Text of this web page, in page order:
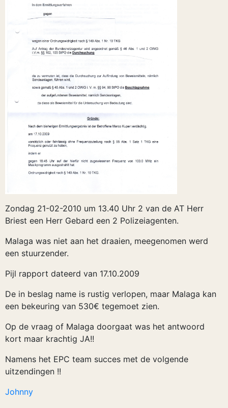
Zondag 21-02-2010 um 13.40 Uhr 2 van de AT Herr
Briest een Herr Gebard een 2 Polizeiagenten.
Malaga was niet aan het draaien, meegenomen werd
een stuurzender.
Pijl rapport dateerd van 17.10.2009
De in beslag name is rustig verlopen, maar Malaga kan
een bekeuring van 530€ tegemoet zien.
Op de vraag of Malaga doorgaat was het antwoord
kort maar krachtig JA!!
Namens het EPC team succes met de volgende
uitzendingen !!
Johnny